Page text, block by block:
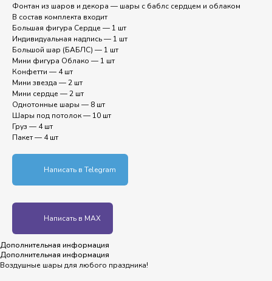
Фонтан из шаров и декора — шары с баблс сердцем и облаком
В состав комплекта входит
Большая фигура Сердце — 1 шт
Индивидуальная надпись — 1 шт
Большой шар (БАБЛС) — 1 шт
Мини фигура Облако — 1 шт
Конфетти — 4 шт
Мини звезда — 2 шт
Мини сердце — 2 шт
Однотонные шары — 8 шт
Шары под потолок — 10 шт
Груз — 4 шт
Пакет — 4 шт
Написать в Telegram
Написать в MAX
Дополнительная информация
Дополнительная информация
Воздушные шары для любого праздника!